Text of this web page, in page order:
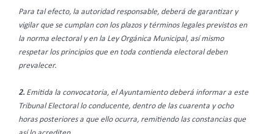
Para tal efecto, la autoridad responsable, deberá de garantizar y
vigilar que se cumplan con los plazos y términos legales previstos en
la norma electoral y en la Ley Orgánica Municipal, así mismo
respetar los principios que en toda contienda electoral deben
prevalecer.
2.Emitida la convocatoria, el Ayuntamiento deberá informar a este
Tribunal Electoral lo conducente, dentro de las cuarenta y ocho
horas posteriores a que ello ocurra, remitiendo las constancias que